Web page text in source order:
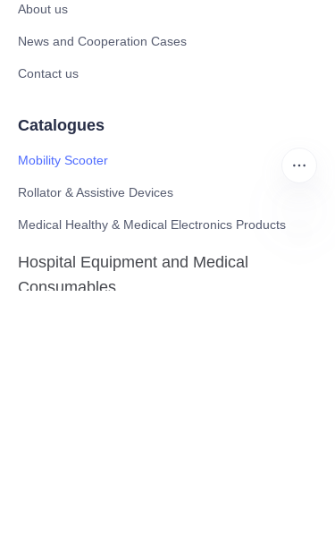
About us
News and Cooperation Cases
Contact us
Catalogues
Mobility Scooter
Rollator & Assistive Devices
Medical Healthy & Medical Electronics Products
Hospital Equipment and Medical
Consumables
UR